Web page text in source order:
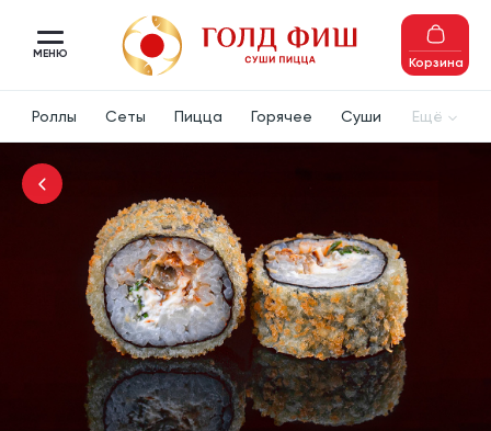
МЕНЮ
Корзина
Роллы Сеты Пицца Горячее Суши Ещё